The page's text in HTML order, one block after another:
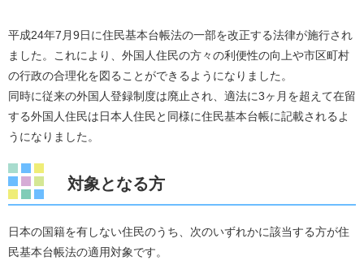
平成24年7月9日に住民基本台帳法の一部を改正する法律が施行され
ました。これにより、外国人住民の方々の利便性の向上や市区町村
の行政の合理化を図ることができるようになりました。
同時に従来の外国人登録制度は廃止され、適法に3ヶ月を超えて在留
する外国人住民は日本人住民と同様に住民基本台帳に記載されるよ
うになりました。
対象となる方
日本の国籍を有しない住民のうち、次のいずれかに該当する方が住
民基本台帳法の適用対象です。